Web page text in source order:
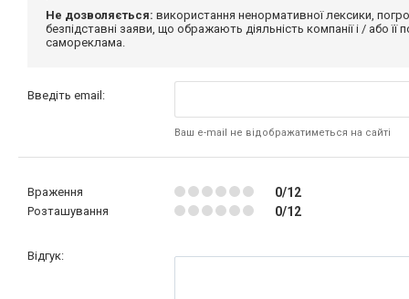
Не дозволяється: використання ненормативної лексики,
безпідставні заяви, що ображають діяльність компанії і / або
самореклама.
Введіть email:
Ваш e-mail не відображатиметься на сайті
Враження 0/12
Розташування 0/12
Відгук: